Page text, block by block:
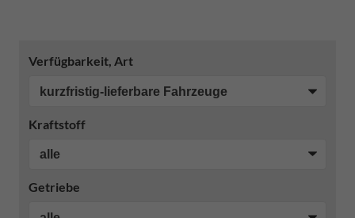
Verfügbarkeit, Art
Kraftstoff
Getriebe